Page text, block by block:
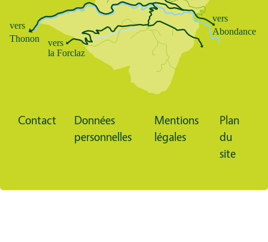
Pied
Contact
Données
personnelles
Mentions
légales
Plan
du
site